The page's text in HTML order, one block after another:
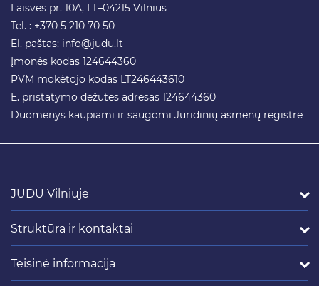
Laisvės pr. 10A, LT–04215 Vilnius
Tel. : +370 5 210 70 50
El. paštas: info@judu.lt
Įmonės kodas 124644360
PVM mokėtojo kodas LT246443610
E. pristatymo dėžutės adresas 124644360
Duomenys kaupiami ir saugomi Juridinių asmenų registre
JUDU Vilniuje
Struktūra ir kontaktai
Teisinė informacija